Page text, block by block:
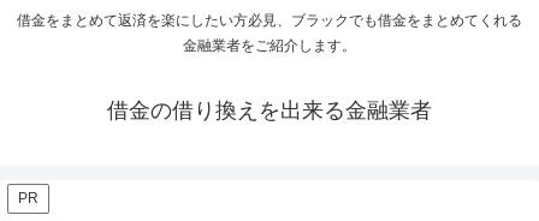
借金をまとめて返済を楽にしたい方必見、ブラックでも借金をまとめてくれる
金融業者をご紹介します。
借金の借り換えを出来る金融業者
PR